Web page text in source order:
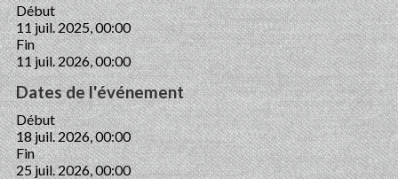
Début
11 juil. 2025, 00:00
Fin
11 juil. 2026, 00:00
Dates de l'événement
Début
18 juil. 2026, 00:00
Fin
25 juil. 2026, 00:00